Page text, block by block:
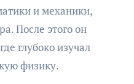
и механики,
После этого он
глубоко изучал
физику.